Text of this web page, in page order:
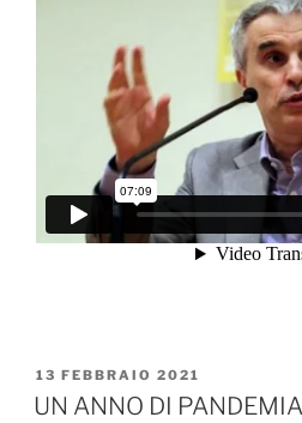
PUBBLICATO
IL
13 FEBBRAIO 2021
UN ANNO DI